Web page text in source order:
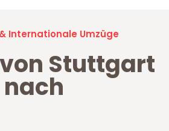
Internationale Umzüge
Stuttgart
nach